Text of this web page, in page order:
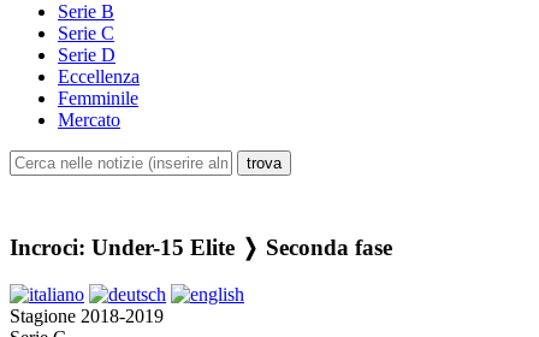
Serie B
Serie C
Serie D
Eccellenza
Femminile
Mercato
Incroci: Under-15 Elite ❭ Seconda fase
Stagione 2018-2019